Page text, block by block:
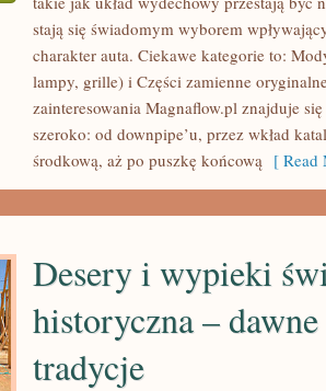
PNEUMATYCZNE
stają się świadomym wyborem
charakter auta. Ciekawe kategorie to:
lampy, grille) i Części zamienne
zainteresowania Magnaflow.pl znajduje
szeroko: od downpipe’u, przez wkład
środkową, aż po puszkę końcową [ Read
Desery i wypieki
historyczna –
tradycje